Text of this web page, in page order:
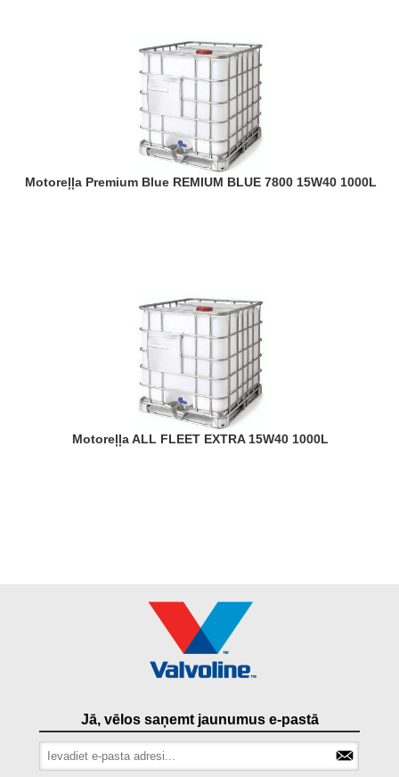
Motoreļļa Premium Blue REMIUM BLUE 7800 15W40 1000L
Motoreļļa ALL FLEET EXTRA 15W40 1000L
Jā, vēlos saņemt jaunumus e-pastā